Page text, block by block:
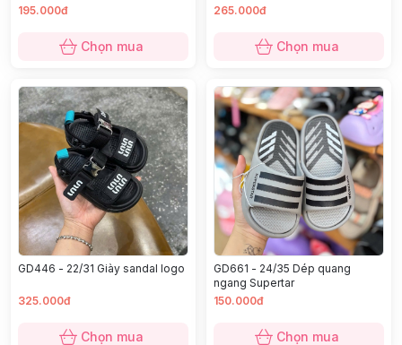
195.000đ
Chọn mua
265.000đ
Chọn mua
GD446 - 22/31 Giày sandal logo
325.000đ
Chọn mua
GD661 - 24/35 Dép quang
ngang Supertar
150.000đ
Chọn mua